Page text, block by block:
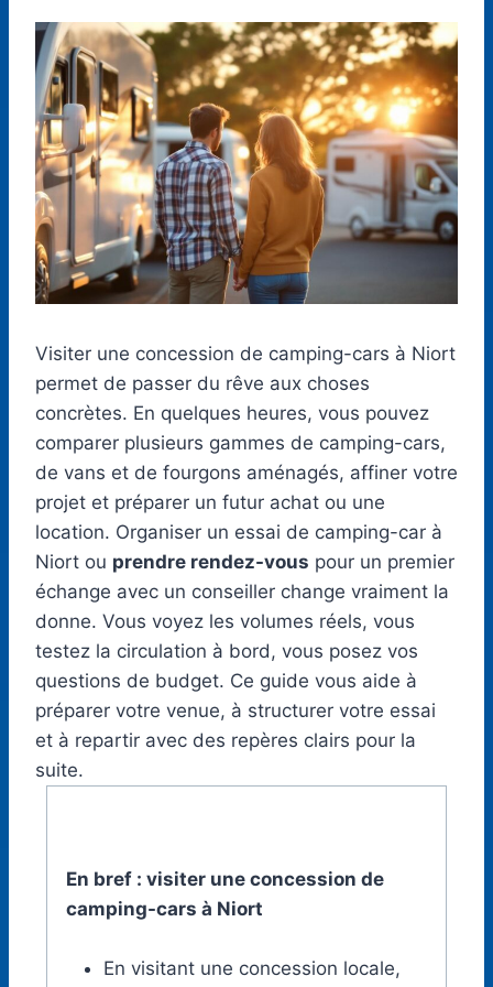
Visiter une concession de camping-cars à Niort
permet de passer du rêve aux choses
concrètes. En quelques heures, vous pouvez
comparer plusieurs gammes de camping-cars,
de vans et de fourgons aménagés, affiner votre
projet et préparer un futur achat ou une
location. Organiser un essai de camping-car à
Niort ou prendre rendez-vous pour un premier
échange avec un conseiller change vraiment la
donne. Vous voyez les volumes réels, vous
testez la circulation à bord, vous posez vos
questions de budget. Ce guide vous aide à
préparer votre venue, à structurer votre essai
et à repartir avec des repères clairs pour la
suite.
En bref : visiter une concession de
camping-cars à Niort
En visitant une concession locale,